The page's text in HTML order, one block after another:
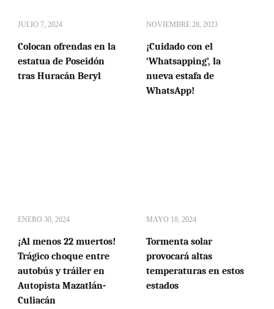
JULIO 7, 2024
Colocan ofrendas en la
estatua de Poseidón
tras Huracán Beryl
NOVIEMBRE 28, 2023
¡Cuidado con el
‘Whatsapping’, la
nueva estafa de
WhatsApp!
ENERO 30, 2024
¡Al menos 22 muertos!
Trágico choque entre
autobús y tráiler en
Autopista Mazatlán-
Culiacán
MAYO 10, 2024
Tormenta solar
provocará altas
temperaturas en estos
estados